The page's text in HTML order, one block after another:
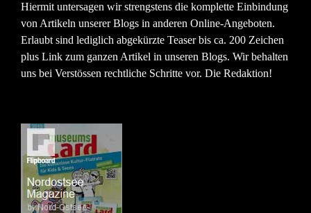
Hiermit untersagen wir strengstens die komplette Einbindung
von Artikeln unserer Blogs in anderen Online-Angeboten.
Erlaubt sind lediglich abgekürzte Teaser bis ca. 200 Zeichen
plus Link zum ganzen Artikel in unseren Blogs. Wir behalten
uns bei Verstössen rechtliche Schritte vor. Die Redaktion!